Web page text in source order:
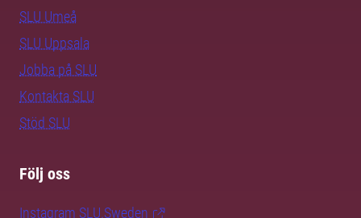
SLU Umeå
SLU Uppsala
Jobba på SLU
Kontakta SLU
Stöd SLU
Följ oss
Instagram SLU.Sweden